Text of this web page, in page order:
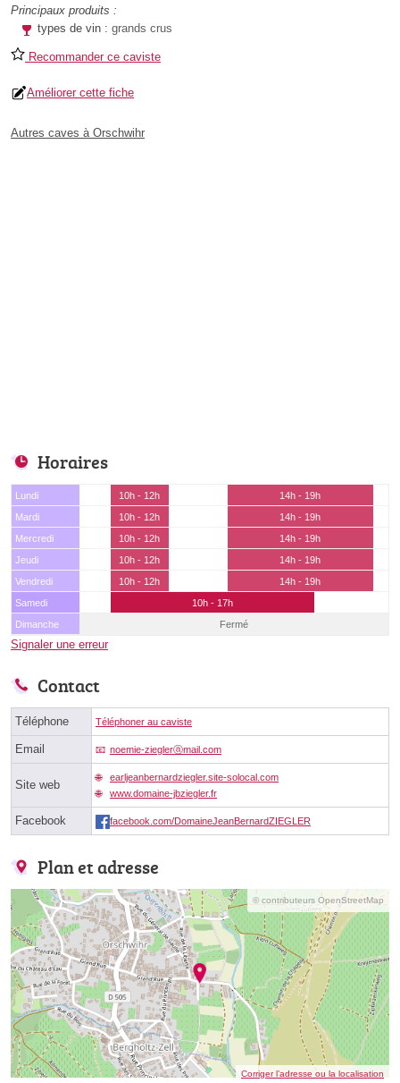
Principaux produits :
types de vin : grands crus
Recommander ce caviste
Améliorer cette fiche
Autres caves à Orschwihr
Horaires
Lundi 10h - 12h
14h - 19h
Mardi
10h - 12h
14h - 19h
Mercredi
10h - 12h
14h - 19h
Jeudi
10h - 12h
14h - 19h
Vendredi
10h - 12h
14h - 19h
Samedi
10h - 17h
Dimanche
Fermé
Signaler une erreur
Contact
Téléphone Téléphoner au caviste
Email noemie-zieglerⓐmail.com
Site web
earljeanbernardziegler.site-solocal.com
www.domaine-jbziegler.fr
Facebook facebook.com/DomaineJeanBernardZIEGLER
Plan et adresse
© contributeurs OpenStreetMap
Corriger l’adresse ou la localisation